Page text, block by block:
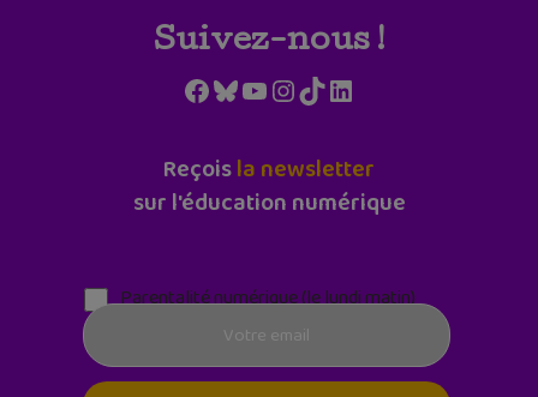
Suivez-nous !
Facebook
Bluesky
YouTube
Instagram
TikTokLinkedIn
Reçoisla newsletter
sur l'éducation numérique
Parentalité numérique (le lundi matin)